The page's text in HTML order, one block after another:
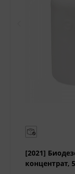
[2021]
концентрат,